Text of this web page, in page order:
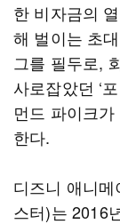
한 비자금의
해 벌이는 초
그를 필두로,
사로잡았던 ‘
먼드 파이크
한다.
디즈니 애니메
스터)는 2016